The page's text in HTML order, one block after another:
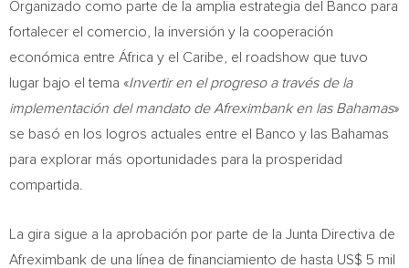
Organizado como parte de la amplia estrategia del Banco para
fortalecer el comercio, la inversión y la cooperación
económica entre África y el Caribe, el roadshow que tuvo
lugar bajo el tema «Invertir en el progreso a través de la
implementación del mandato de Afreximbank en las Bahamas»
se basó en los logros actuales entre el Banco y las Bahamas
para explorar más oportunidades para la prosperidad
compartida.
La gira sigue a la aprobación por parte de la Junta Directiva de
Afreximbank de una línea de financiamiento de hasta US$ 5 mil